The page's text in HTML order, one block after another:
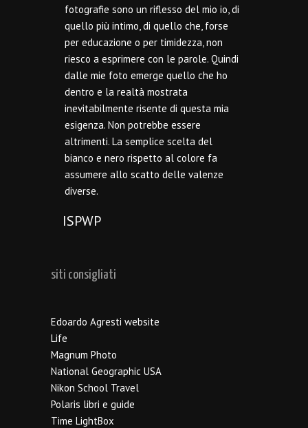
fotografie sono un riflesso del mio io, di
quello più intimo, di quello che, forse
per educazione o per timidezza, non
riesco a esprimere con le parole. Quindi
dalle mie foto emerge quello che ho
dentro e la realtà mostrata
inevitabilmente risente di questa mia
esigenza. Non potrebbe essere
altrimenti. La semplice scelta del
bianco e nero rispetto al colore fa
assumere allo scatto delle valenze
diverse.
ISPWP
siti consigliati
Edoardo Agresti website
Life
Magnum Photo
National Geographic USA
Nikon School Travel
Polaris libri e guide
Time LightBox